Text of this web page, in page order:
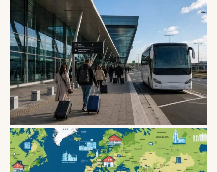
БЛОГИ
Як вибрати зручну пересадку в аеропорту: час, термінали,
багаж і запасний план